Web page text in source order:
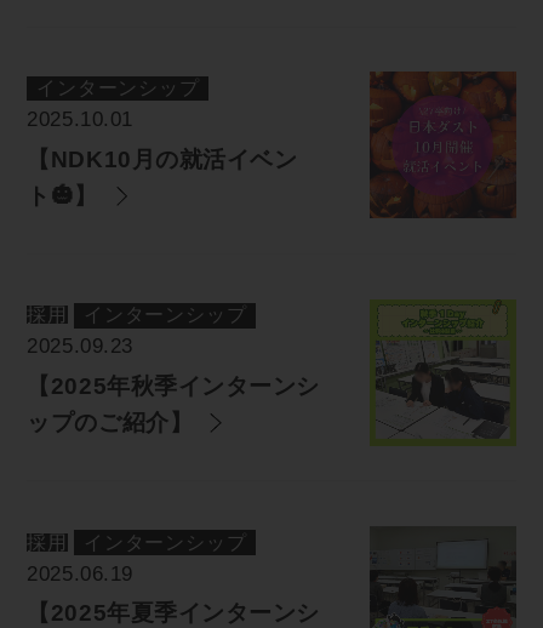
インターンシップ
2025.10.01
【NDK10月の就活イベン
ト🎃】
採用 インターンシップ
2025.09.23
【2025年秋季インターンシ
ップのご紹介】
採用 インターンシップ
2025.06.19
【2025年夏季インターンシ